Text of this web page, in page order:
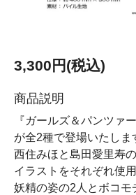
3,300円(税込)
商品説明
『ガールズ＆パンツァ
が全2種で登場いたしま
西住みほと島田愛里寿
イラストをそれぞれ使
妖精の姿の2人とボコモ